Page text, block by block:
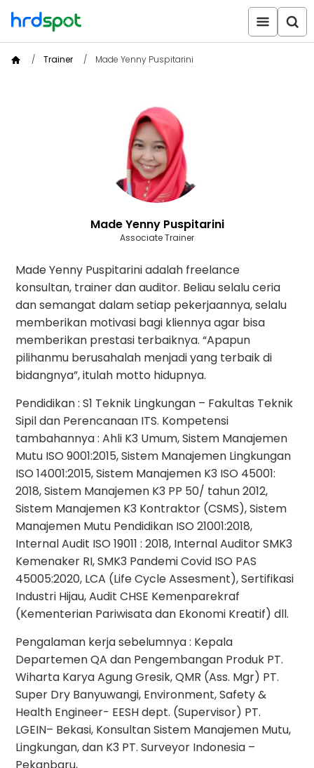
Trainer Made Yenny Puspitarini
Made Yenny Puspitarini
Associate Trainer
Made Yenny Puspitarini adalah freelance
konsultan, trainer dan auditor. Beliau selalu ceria
dan semangat dalam setiap pekerjaannya, selalu
memberikan motivasi bagi kliennya agar bisa
memberikan prestasi terbaiknya. “Apapun
pilihanmu berusahalah menjadi yang terbaik di
bidangnya”, itulah motto hidupnya.
Pendidikan : S1 Teknik Lingkungan – Fakultas Teknik
Sipil dan Perencanaan ITS. Kompetensi
tambahannya : Ahli K3 Umum, Sistem Manajemen
Mutu ISO 9001:2015, Sistem Manajemen Lingkungan
ISO 14001:2015, Sistem Manajemen K3 ISO 45001:
2018, Sistem Manajemen K3 PP 50/ tahun 2012,
Sistem Manajemen K3 Kontraktor (CSMS), Sistem
Manajemen Mutu Pendidikan ISO 21001:2018,
Internal Audit ISO 19011 : 2018, Internal Auditor SMK3
Kemenaker RI, SMK3 Pandemi Covid ISO PAS
45005:2020, LCA (Life Cycle Assesment), Sertifikasi
Industri Hijau, Audit CHSE Kemenparekraf
(Kementerian Pariwisata dan Ekonomi Kreatif) dll.
Pengalaman kerja sebelumnya : Kepala
Departemen QA dan Pengembangan Produk PT.
Wiharta Karya Agung Gresik, QMR (Ass. Mgr) PT.
Super Dry Banyuwangi, Environment, Safety &
Health Engineer- EESH dept. (Supervisor) PT.
LGEIN– Bekasi, Konsultan Sistem Manajemen Mutu,
Lingkungan, dan K3 PT. Surveyor Indonesia –